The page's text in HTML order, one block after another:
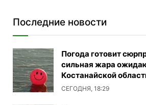
Последние новости
Погода готовит
сильная жара
Костанайской
СЕГОДНЯ, 18:29